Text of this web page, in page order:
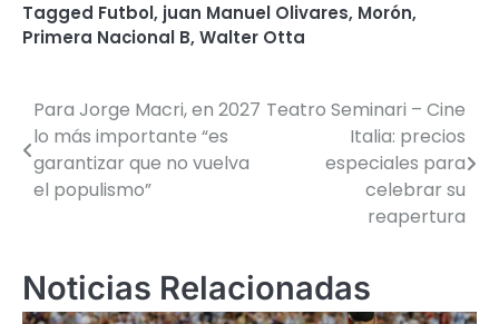
Tagged Futbol, juan Manuel Olivares, Morón,
Primera Nacional B, Walter Otta
Navegación
de
entradas
Para Jorge Macri, en 2027
lo más importante “es
garantizar que no vuelva
el populismo”
Teatro Seminari – Cine
Italia: precios
especiales para
celebrar su
reapertura
Noticias Relacionadas